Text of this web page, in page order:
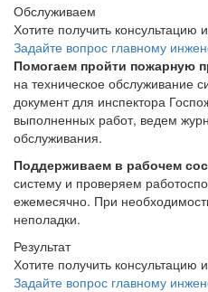
Обслуживаем
Хотите получить консультацию
Задайте вопрос главному
Помогаем пройти пожарную
на техническое обслуживание
документ для инспектора
выполненных работ, ведем
обслуживания.
Поддерживаем в рабочем
систему и проверяем
ежемесячно. При
неполадки.
Результат
Хотите получить консультацию
Задайте вопрос главному